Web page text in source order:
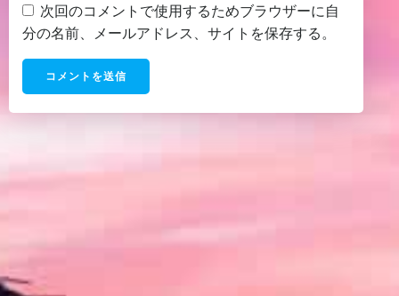
次回のコメントで使用するためブラウザーに自
分の名前、メールアドレス、サイトを保存する。